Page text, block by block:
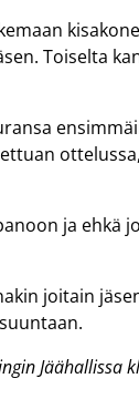
Toiselta
ja ehkä
joitain
Jäähallissa